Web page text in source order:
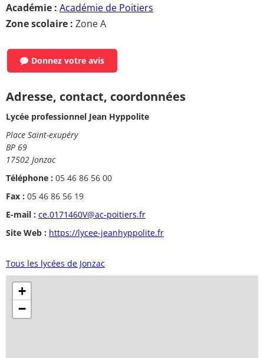
Académie : Académie de Poitiers
Zone scolaire : Zone A
Donnez votre avis
Adresse, contact, coordonnées
Lycée professionnel Jean Hyppolite
Place Saint-exupéry
BP 69
17502 Jonzac
Téléphone : 05 46 86 56 00
Fax : 05 46 86 56 19
E-mail : ce.0171460V@ac-poitiers.fr
Site Web : https://lycee-jeanhyppolite.fr
Tous les lycées de Jonzac
+
−